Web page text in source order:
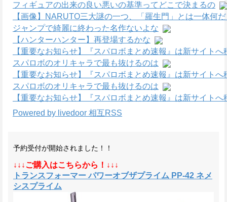
フィギュアの出来の良い悪いの基準ってどこで決まるの
【画像】NARUTO三大謎の一つ、「羅生門」とは一体何
ジャンプで綺麗に終わった名作ないよな
【ハンターハンター】再登場するかな
【重要なお知らせ】『スパロボまとめ速報』は新サイトへ
スパロボのオリキャラで最も抜けるのは
【重要なお知らせ】『スパロボまとめ速報』は新サイトへ
スパロボのオリキャラで最も抜けるのは
【重要なお知らせ】『スパロボまとめ速報』は新サイトへ
Powered by livedoor 相互RSS
予約受付が開始されました！！
↓↓↓ご購入はこちらから！↓↓↓
トランスフォーマー パワーオブザプライム PP-42 ネメ
シスプライム